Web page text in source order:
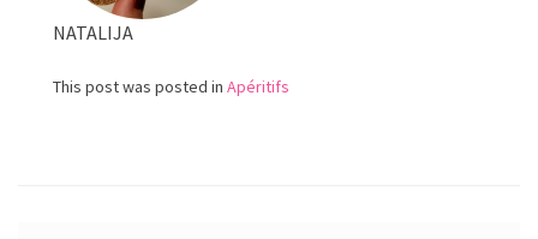
NATALIJA
This post was posted in Apéritifs